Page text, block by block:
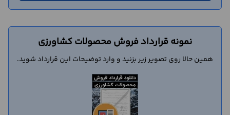
نمونه قرارداد فروش محصولات کشاورزی
همین حالا روی تصویر زیر بزنید و وارد توضیحات این قرارداد شوید.